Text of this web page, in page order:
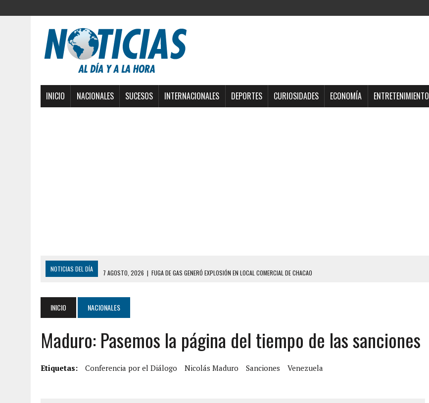
INICIO NACIONALES SUCESOS INTERNACIONALES DEPORTES CURIOSIDADES ECONOMÍA ENTRETENIMIENTO
NOTICIAS DEL DÍA 7 AGOSTO, 2026 | FUGA DE GAS GENERÓ EXPLOSIÓN EN LOCAL COMERCIAL DE CHACAO
7 AGOSTO, 2026 | LOCALIZARON CUERPO DE ‘LA SEÑORA DE LAS UÑAS BONITAS’ 42 DÍAS DESPUÉS DE LOS TERREMOTOS EN LA GUAIRA
6 AGOSTO, 2026
MISTERIOSA MUERTE DE MODELO EN MONAGAS: HALLARON EL CUERPO DENTRO DE SU CASA
6 AGOSTO, 2026
BARINAS: ADOLESCENTE SE QUITÓ LA VIDA TRAS SER ACOSADA Y ABUSADA POR LA PAREJA DE SU ABUELA
6 AGOSTO, 2026 | CONMOCIÓN EN COLORADO POR ASESINATO DE UNA ADOLESCENTE VENEZOLANA EN REUNIÓN CON AMIGOS
INICIO NACIONALES
Maduro: Pasemos la página del tiempo de las sanciones
Etiquetas: Conferencia por el Diálogo Nicolás Maduro Sanciones Venezuela